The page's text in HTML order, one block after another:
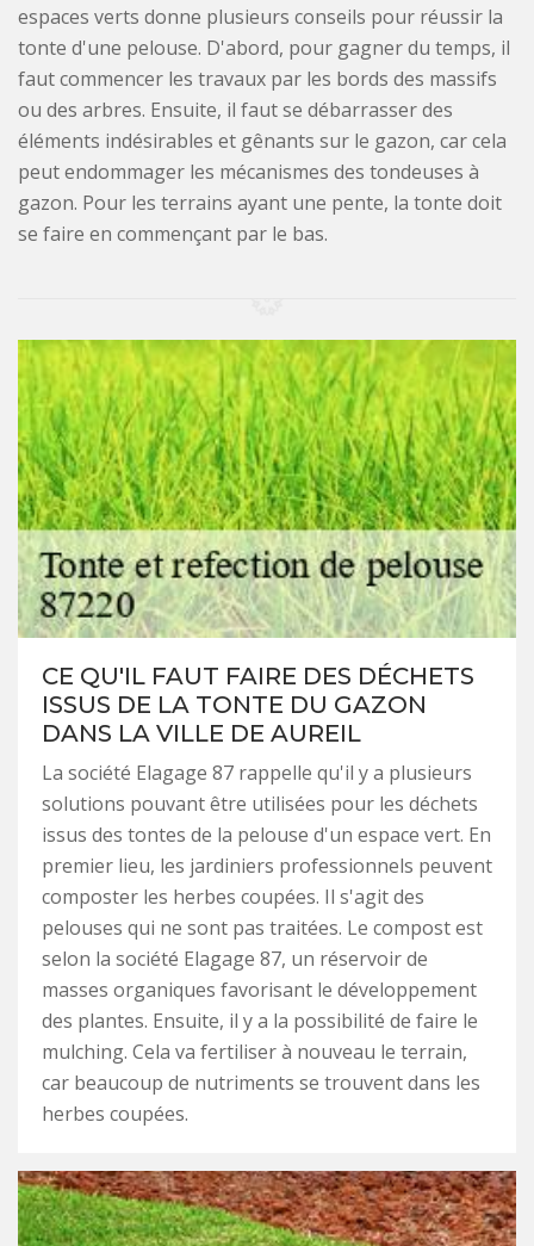
espaces verts donne plusieurs conseils pour réussir la
tonte d'une pelouse. D'abord, pour gagner du temps, il
faut commencer les travaux par les bords des massifs
ou des arbres. Ensuite, il faut se débarrasser des
éléments indésirables et gênants sur le gazon, car cela
peut endommager les mécanismes des tondeuses à
gazon. Pour les terrains ayant une pente, la tonte doit
se faire en commençant par le bas.
CE QU'IL FAUT FAIRE DES DÉCHETS
ISSUS DE LA TONTE DU GAZON
DANS LA VILLE DE AUREIL
La société Elagage 87 rappelle qu'il y a plusieurs
solutions pouvant être utilisées pour les déchets
issus des tontes de la pelouse d'un espace vert. En
premier lieu, les jardiniers professionnels peuvent
composter les herbes coupées. Il s'agit des
pelouses qui ne sont pas traitées. Le compost est
selon la société Elagage 87, un réservoir de
masses organiques favorisant le développement
des plantes. Ensuite, il y a la possibilité de faire le
mulching. Cela va fertiliser à nouveau le terrain,
car beaucoup de nutriments se trouvent dans les
herbes coupées.